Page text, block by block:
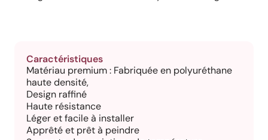
Caractéristiques
Matériau premium : Fabriquée en polyuréthane
haute densité,
Design raffiné
Haute résistance
Léger et facile à installer
Apprêté et prêt à peindre